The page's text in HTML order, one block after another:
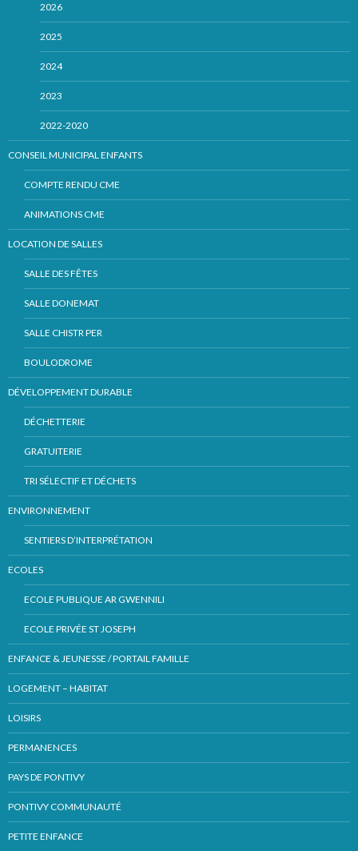
2026
2025
2024
2023
2022-2020
CONSEIL MUNICIPAL ENFANTS
COMPTE RENDU CME
ANIMATIONS CME
LOCATION DE SALLES
SALLE DES FÊTES
SALLE DONEMAT
SALLE CHISTR PER
BOULODROME
DÉVELOPPEMENT DURABLE
DÉCHETTERIE
GRATUITERIE
TRI SÉLECTIF ET DÉCHETS
ENVIRONNEMENT
SENTIERS D’INTERPRÉTATION
ECOLES
ECOLE PUBLIQUE AR GWENNILI
ECOLE PRIVÉE ST JOSEPH
ENFANCE & JEUNESSE / PORTAIL FAMILLE
LOGEMENT – HABITAT
LOISIRS
PERMANENCES
PAYS DE PONTIVY
PONTIVY COMMUNAUTÉ
PETITE ENFANCE